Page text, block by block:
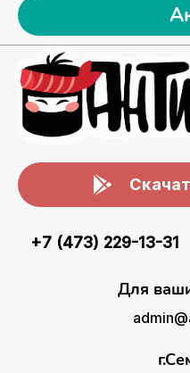
+7 (473) 229-13-31
Для